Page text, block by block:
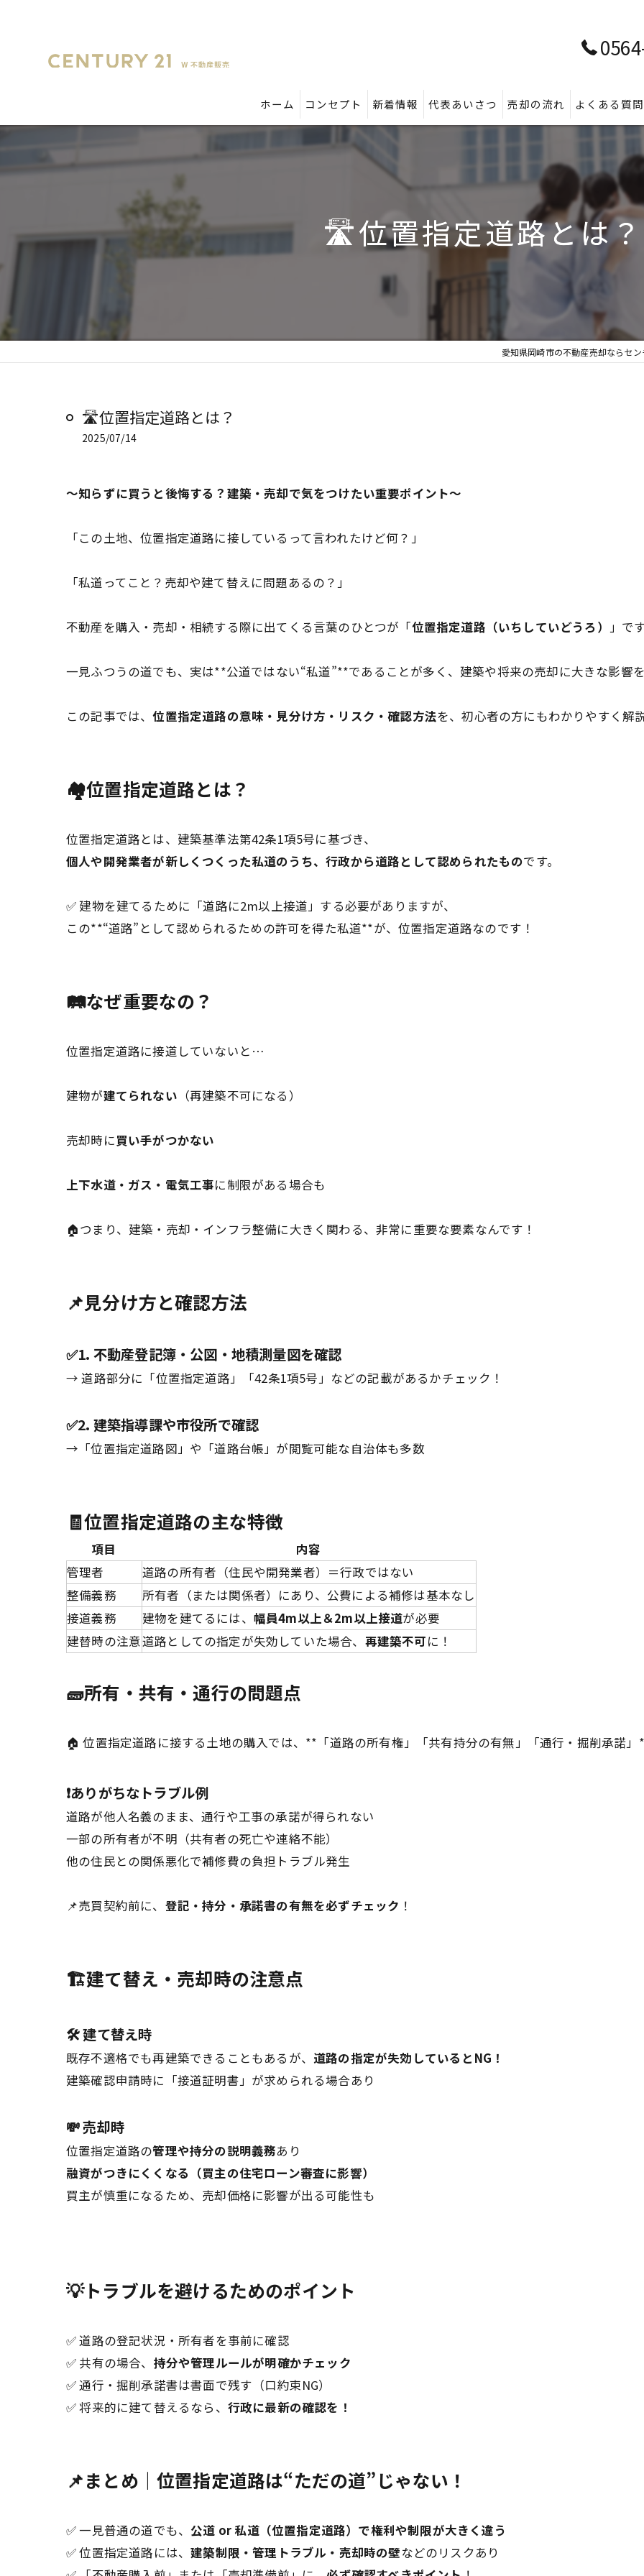
ホーム コンセプト 新着情報 代表あいさつ 売却の流れ よくある質問
🛣️位置指定道路とは？
愛知県岡崎市の不動産売却ならセ
🛣️位置指定道路とは？
2025/07/14
～知らずに買うと後悔する？建築・売却で気をつけたい重要ポイント～
「この土地、位置指定道路に接しているって言われたけど何？」
「私道ってこと？売却や建て替えに問題あるの？」
不動産を購入・売却・相続する際に出てくる言葉のひとつが「位置指定道路（いちしていどうろ） 」です
一見ふつうの道でも、実は**公道ではない“私道”**であることが多く、建築や将来の売却に大きな影響
この記事では、位置指定道路の意味・見分け方・リスク・確認方法を、初心者の方にもわかりやすく解
🏘️位置指定道路とは？
位置指定道路とは、建築基準法第42条1項5号に基づき、
個人や開発業者が新しくつくった私道のうち、行政から道路として認められたものです。
✅ 建物を建てるために「道路に2m以上接道」する必要がありますが、
この**“道路”として認められるための許可を得た私道**が、位置指定道路なのです！
🛤️なぜ重要なの？
位置指定道路に接道していないと…
建物が建てられない （再建築不可になる）
売却時に買い手がつかない
上下水道・ガス・電気工事に制限がある場合も
🏠つまり、建築・売却・インフラ整備に大きく関わる、非常に重要な要素なんです！
📌見分け方と確認方法
✅1. 不動産登記簿・公図・地積測量図を確認
→ 道路部分に「位置指定道路」「42条1項5号」などの記載があるかチェック！
✅2. 建築指導課や市役所で確認
→「位置指定道路図」や「道路台帳」が閲覧可能な自治体も多数
🧾位置指定道路の主な特徴
項目
内容
管理者
道路の所有者（住民や開発業者）＝行政ではない
整備義務
所有者（または関係者）にあり、公費による補修は基本なし
接道義務
建物を建てるには、 幅員4m以上＆2m以上接道が必要
建替時の注意道路としての指定が失効していた場合、 再建築不可に！
🧱所有・共有・通行の問題点
🏠 位置指定道路に接する土地の購入では、**「道路の所有権」「共有持分の有無」「通行・掘削承諾」
❗ありがちなトラブル例
道路が他人名義のまま、通行や工事の承諾が得られない
一部の所有者が不明（共有者の死亡や連絡不能）
他の住民との関係悪化で補修費の負担トラブル発生
📌売買契約前に、 登記・持分・承諾書の有無を必ずチェック ！
🏗️建て替え・売却時の注意点
🛠️ 建て替え時
既存不適格でも再建築できることもあるが、 道路の指定が失効しているとNG！
建築確認申請時に「接道証明書」が求められる場合あり
💸 売却時
位置指定道路の管理や持分の説明義務あり
融資がつきにくくなる（買主の住宅ローン審査に影響）
買主が慎重になるため、売却価格に影響が出る可能性も
💡トラブルを避けるためのポイント
✅ 道路の登記状況・所有者を事前に確認
✅ 共有の場合、 持分や管理ルールが明確かチェック
✅ 通行・掘削承諾書は書面で残す（口約束NG）
✅ 将来的に建て替えるなら、 行政に最新の確認を！
📌まとめ｜位置指定道路は“ただの道”じゃない！
✅ 一見普通の道でも、 公道 or 私道（位置指定道路）で権利や制限が大きく違う
✅ 位置指定道路には、建築制限・管理トラブル・売却時の壁などのリスクあり